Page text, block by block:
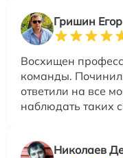
Гришин Егор
Восхищен
команды.
ответили на все
наблюдать таких
Николаев